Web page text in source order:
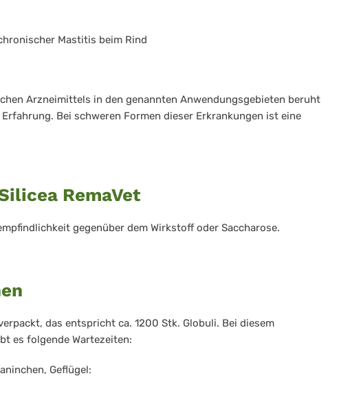
Mastitis beim Rind
Arzneimittels in den genannten Anwendungsgebieten beruht
Bei schweren Formen dieser Erkrankungen ist eine
RemaVet
gegenüber dem Wirkstoff oder Saccharose.
das entspricht ca. 1200 Stk. Globuli. Bei diesem
es folgende Wartezeiten:
Geflügel: